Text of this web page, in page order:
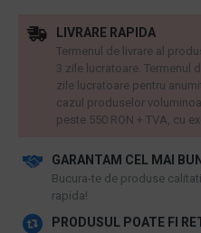
GARANTAM CEL MAI
​Bucura-te de produse
rapida!
PRODUSUL POATE FI
LIVRARE RAPIDA
Termenul de livrare al
3 zile lucratoare. Termenul
zile lucratoare pentru
cazul produselor
peste 550 RON + TVA, cu